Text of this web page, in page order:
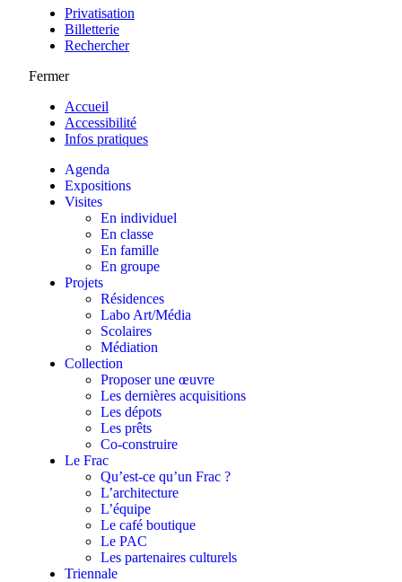
Privatisation
Billetterie
Rechercher
Fermer
Accueil
Accessibilité
Infos pratiques
Agenda
Expositions
Visites
En individuel
En classe
En famille
En groupe
Projets
Résidences
Labo Art/Média
Scolaires
Médiation
Collection
Proposer une œuvre
Les dernières acquisitions
Les dépots
Les prêts
Co-construire
Le Frac
Qu’est-ce qu’un Frac ?
L’architecture
L’équipe
Le café boutique
Le PAC
Les partenaires culturels
Triennale